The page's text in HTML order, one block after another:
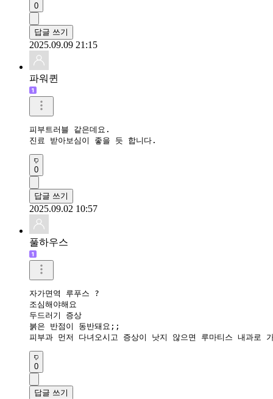
0
답글 쓰기
2025.09.09 21:15
파워퀸
피부트러블 같은데요.
진료 받아보심이 좋을 듯 합니다.
0
답글 쓰기
2025.09.02 10:57
풀하우스
자가면역 루푸스 ?
조심해야해요
두드러기 증상
붉은 반점이 동반돼요;;
피부과 먼저 다녀오시고 증상이 낫지 않으면 루마티스 내과로
0
답글 쓰기